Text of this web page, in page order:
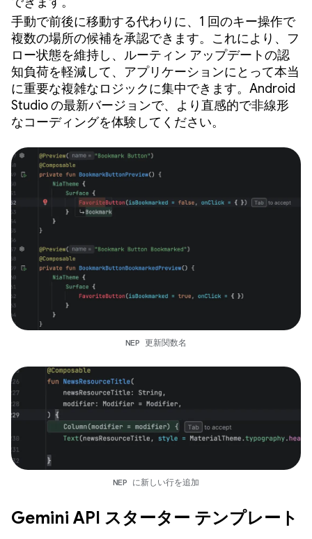
手動で前後に移動する代わりに、1 回のキー操作で
複数の場所の候補を承認できます。これにより、フ
ロー状態を維持し、ルーティン アップデートの認
知負荷を軽減して、アプリケーションにとって本当
に重要な複雑なロジックに集中できます。Android
Studio の最新バージョンで、より直感的で非線形
なコーディングを体験してください。
NEP 更新関数名
NEP に新しい行を追加
Gemini API スターター テンプレート